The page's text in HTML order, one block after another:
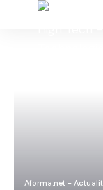
Aforma.net -